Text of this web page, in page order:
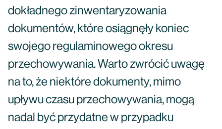
dokładnego zinwentaryzowania
dokumentów, które osiągnęły koniec
swojego regulaminowego okresu
przechowywania. Warto zwrócić uwagę
na to, że niektóre dokumenty, mimo
upływu czasu przechowywania, mogą
nadal być przydatne w przypadku